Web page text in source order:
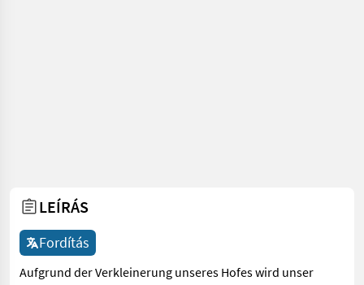
LEÍRÁS
Fordítás
Aufgrund der Verkleinerung unseres Hofes wird unser